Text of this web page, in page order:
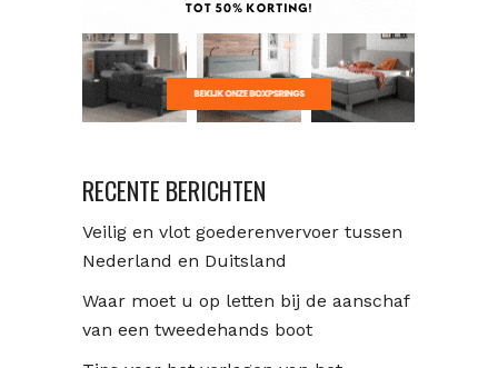
RECENTE BERICHTEN
Veilig en vlot goederenvervoer tussen
Nederland en Duitsland
Waar moet u op letten bij de aanschaf
van een tweedehands boot